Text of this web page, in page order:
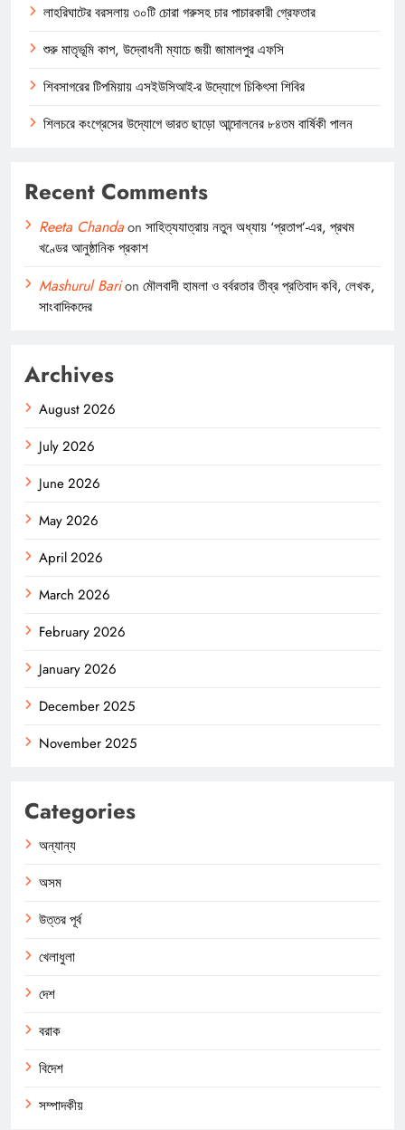
লাহরিঘাটের বরসলায় ৩০টি চোরা গরুসহ চার পাচারকারী গ্রেফতার
শুরু মাতৃভূমি কাপ, উদ্বোধনী ম্যাচে জয়ী জামালপুর এফসি
শিবসাগরের টিপমিয়ায় এসইউসিআই-র উদ্যোগে চিকিৎসা শিবির
শিলচরে কংগ্রেসের উদ্যোগে ভারত ছাড়ো আন্দোলনের ৮৪তম বার্ষিকী পালন
Recent Comments
Reeta Chandaon সাহিত্যযাত্রায় নতুন অধ্যায় ‘প্রতাপ’-এর, প্রথম
খণ্ডের আনুষ্ঠানিক প্রকাশ
Mashurul Barion মৌলবাদী হামলা ও বর্বরতার তীব্র প্রতিবাদ কবি, লেখক,
সাংবাদিকদের
Archives
August 2026
July 2026
June 2026
May 2026
April 2026
March 2026
February 2026
January 2026
December 2025
November 2025
Categories
অন্যান্য
অসম
উত্তর পূর্ব
খেলাধুলা
দেশ
বরাক
বিদেশ
সম্পাদকীয়